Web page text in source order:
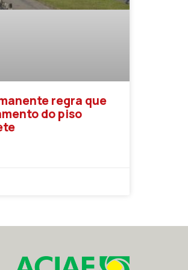
regra que
do piso